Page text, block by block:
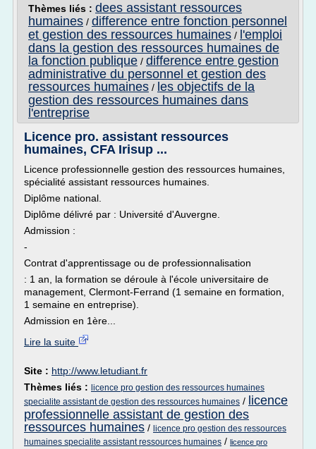
Thèmes liés : dees assistant ressources
humaines / difference entre fonction personnel
et gestion des ressources humaines / l'emploi
dans la gestion des ressources humaines de
la fonction publique / difference entre gestion
administrative du personnel et gestion des
ressources humaines / les objectifs de la
gestion des ressources humaines dans
l'entreprise
Licence pro. assistant ressources
humaines, CFA Irisup ...
Licence professionnelle gestion des ressources humaines,
spécialité assistant ressources humaines.
Diplôme national.
Diplôme délivré par : Université d'Auvergne.
Admission :
-
Contrat d'apprentissage ou de professionnalisation
: 1 an, la formation se déroule à l'école universitaire de
management, Clermont-Ferrand (1 semaine en formation,
1 semaine en entreprise).
Admission en 1ère...
Lire la suite
Site : http://www.letudiant.fr
Thèmes liés : licence pro gestion des ressources humaines
specialite assistant de gestion des ressources humaines / licence
professionnelle assistant de gestion des
ressources humaines / licence pro gestion des ressources
humaines specialite assistant ressources humaines / licence pro